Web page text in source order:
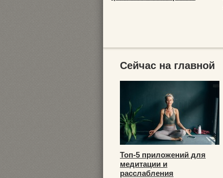
Сейчас на главной
Топ-5 приложений для
медитации и
расслабления